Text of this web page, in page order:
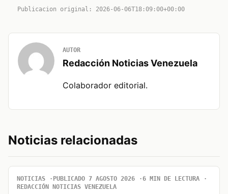
Publicacion original: 2026-06-06T18:09:00+00:00
AUTOR
Redacción Noticias Venezuela
Colaborador editorial.
Noticias relacionadas
NOTICIAS PUBLICADO 7 AGOSTO 2026
6 MIN DE LECTURA
REDACCIÓN NOTICIAS VENEZUELA